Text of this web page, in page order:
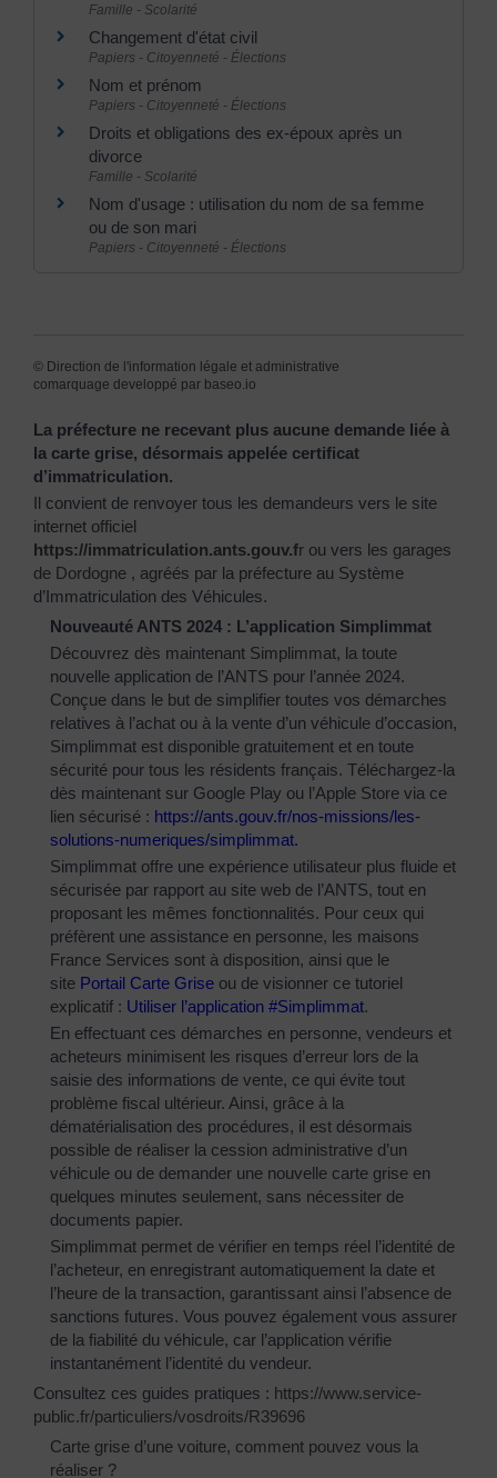
Famille - Scolarité
Changement d'état civil
Papiers - Citoyenneté - Élections
Nom et prénom
Papiers - Citoyenneté - Élections
Droits et obligations des ex-époux après un
divorce
Famille - Scolarité
Nom d'usage : utilisation du nom de sa femme
ou de son mari
Papiers - Citoyenneté - Élections
© Direction de l'information légale et administrative
comarquage developpé par baseo.io
La préfecture ne recevant plus aucune demande liée à
la carte grise, désormais appelée certificat
d’immatriculation.
Il convient de renvoyer tous les demandeurs vers le site
internet officiel
https://immatriculation.ants.gouv.fr ou vers les garages
de Dordogne , agréés par la préfecture au Système
d’Immatriculation des Véhicules.
Nouveauté ANTS 2024 : L’application Simplimmat
Découvrez dès maintenant Simplimmat, la toute
nouvelle application de l’ANTS pour l’année 2024.
Conçue dans le but de simplifier toutes vos démarches
relatives à l’achat ou à la vente d’un véhicule d’occasion,
Simplimmat est disponible gratuitement et en toute
sécurité pour tous les résidents français. Téléchargez-la
dès maintenant sur Google Play ou l’Apple Store via ce
lien sécurisé : https://ants.gouv.fr/nos-missions/les-
solutions-numeriques/simplimmat.
Simplimmat offre une expérience utilisateur plus fluide et
sécurisée par rapport au site web de l’ANTS, tout en
proposant les mêmes fonctionnalités. Pour ceux qui
préfèrent une assistance en personne, les maisons
France Services sont à disposition, ainsi que le
site Portail Carte Grise ou de visionner ce tutoriel
explicatif : Utiliser l’application #Simplimmat.
En effectuant ces démarches en personne, vendeurs et
acheteurs minimisent les risques d’erreur lors de la
saisie des informations de vente, ce qui évite tout
problème fiscal ultérieur. Ainsi, grâce à la
dématérialisation des procédures, il est désormais
possible de réaliser la cession administrative d’un
véhicule ou de demander une nouvelle carte grise en
quelques minutes seulement, sans nécessiter de
documents papier.
Simplimmat permet de vérifier en temps réel l’identité de
l’acheteur, en enregistrant automatiquement la date et
l’heure de la transaction, garantissant ainsi l’absence de
sanctions futures. Vous pouvez également vous assurer
de la fiabilité du véhicule, car l’application vérifie
instantanément l’identité du vendeur.
Consultez ces guides pratiques : https://www.service-
public.fr/particuliers/vosdroits/R39696
Carte grise d’une voiture, comment pouvez vous la
réaliser ?